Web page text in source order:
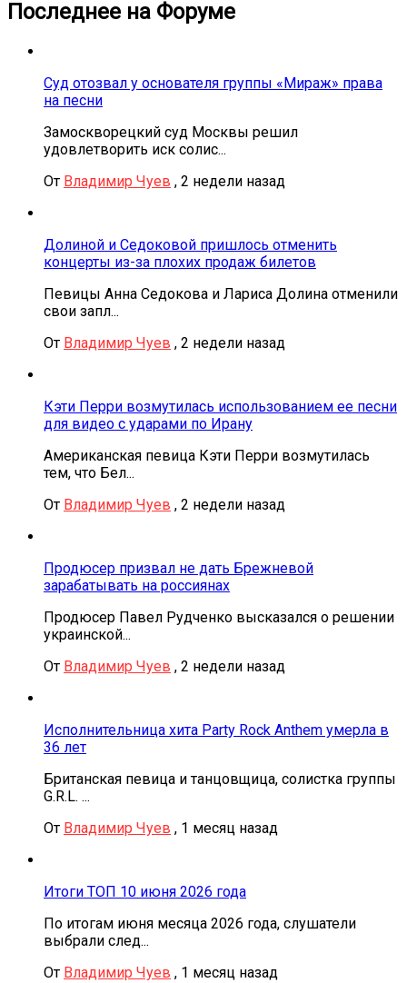
Последнее на Форуме
Суд отозвал у основателя группы «Мираж» права
на песни
Замоскворецкий суд Москвы решил
удовлетворить иск солис...
От Владимир Чуев , 2 недели назад
Долиной и Седоковой пришлось отменить
концерты из-за плохих продаж билетов
Певицы Анна Седокова и Лариса Долина отменили
свои запл...
От Владимир Чуев , 2 недели назад
Кэти Перри возмутилась использованием ее песни
для видео с ударами по Ирану
Американская певица Кэти Перри возмутилась
тем, что Бел...
От Владимир Чуев , 2 недели назад
Продюсер призвал не дать Брежневой
зарабатывать на россиянах
Продюсер Павел Рудченко высказался о решении
украинской...
От Владимир Чуев , 2 недели назад
Исполнительница хита Party Rock Anthem умерла в
36 лет
Британская певица и танцовщица, солистка группы
G.R.L. ...
От Владимир Чуев , 1 месяц назад
Итоги ТОП 10 июня 2026 года
По итогам июня месяца 2026 года, слушатели
выбрали след...
От Владимир Чуев , 1 месяц назад